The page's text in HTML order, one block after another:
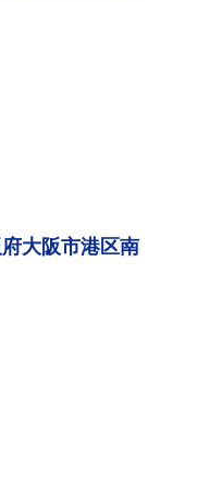
大阪市港区南